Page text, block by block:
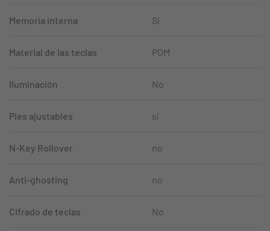
Memoria interna Sí
Material de las teclas POM
Iluminación No
Pies ajustables sí
N-Key Rollover no
Anti-ghosting no
Cifrado de teclas No